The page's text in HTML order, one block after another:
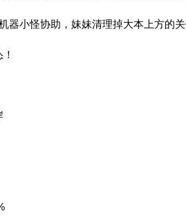
器小怪协助，妹妹清理掉大本上方的